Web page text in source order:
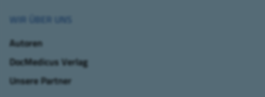
WIR ÜBER UNS
Autoren
DocMedicus Verlag
Unsere Partner